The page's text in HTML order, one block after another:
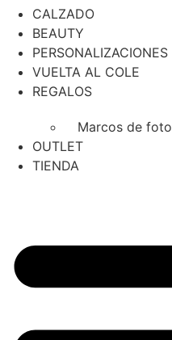
CALZADO
BEAUTY
PERSONALIZACIONES
VUELTA AL COLE
REGALOS
Marcos de foto
OUTLET
TIENDA